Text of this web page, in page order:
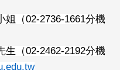
姐（02-2736-1661分機
生（02-2462-2192分機